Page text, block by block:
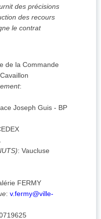
des précisions
des recours
le contrat
de la Commande
:
Joseph Guis - BP
: Vaucluse
FERMY
: v.fermy@ville-